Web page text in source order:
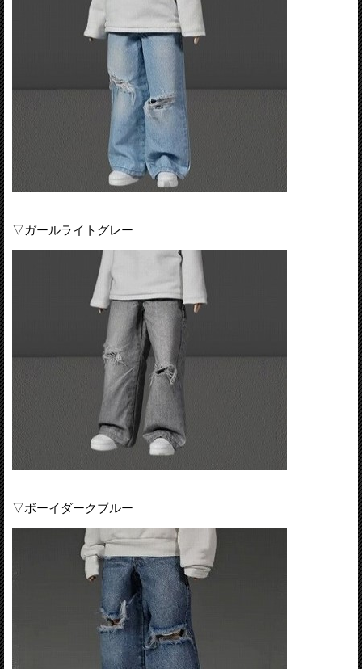
▽ガールライトグレー
▽ボーイダークブルー